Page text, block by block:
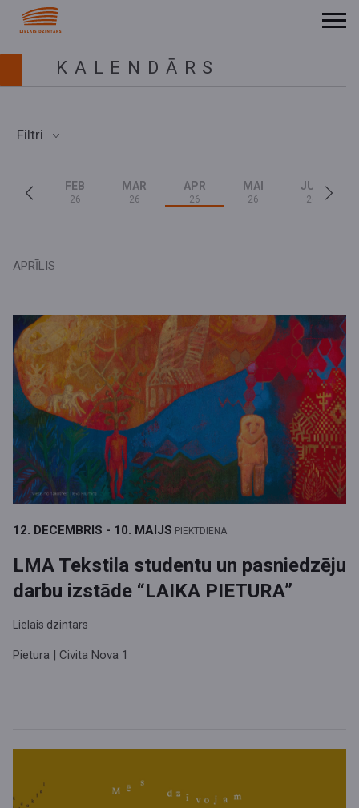
KALENDĀRS
Filtri
FEB
26
MAR
26
APR
26
MAI
26
JUN
26
APRĪLIS
12. DECEMBRIS - 10. MAIJS PIEKTDIENA
LMA Tekstila studentu un pasniedzēju
darbu izstāde “LAIKA PIETURA”
Lielais dzintars
Pietura | Civita Nova 1